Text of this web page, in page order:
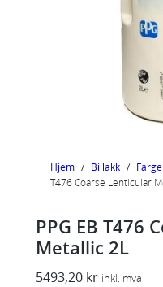
Hjem / Billakk /
T476 Coarse Lenticular
PPG EB T476
Metallic 2L
5493,20 kr inkl. mva